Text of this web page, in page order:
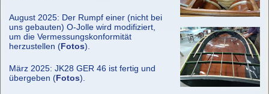
August 2025: Der Rumpf einer (nicht bei
uns gebauten) O-Jolle wird modifiziert,
um die Vermessungskonformität
herzustellen (Fotos).
März 2025: JK28 GER 46 ist fertig und
übergeben (Fotos).